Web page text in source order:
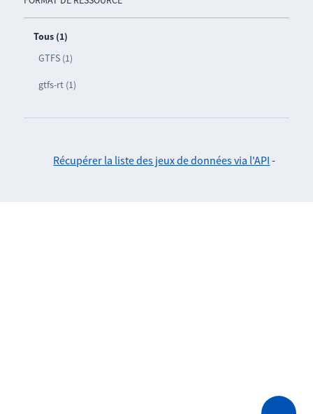
Tous (1)
GTFS (1)
gtfs-rt (1)
Récupérer la liste des jeux de données via l'API -